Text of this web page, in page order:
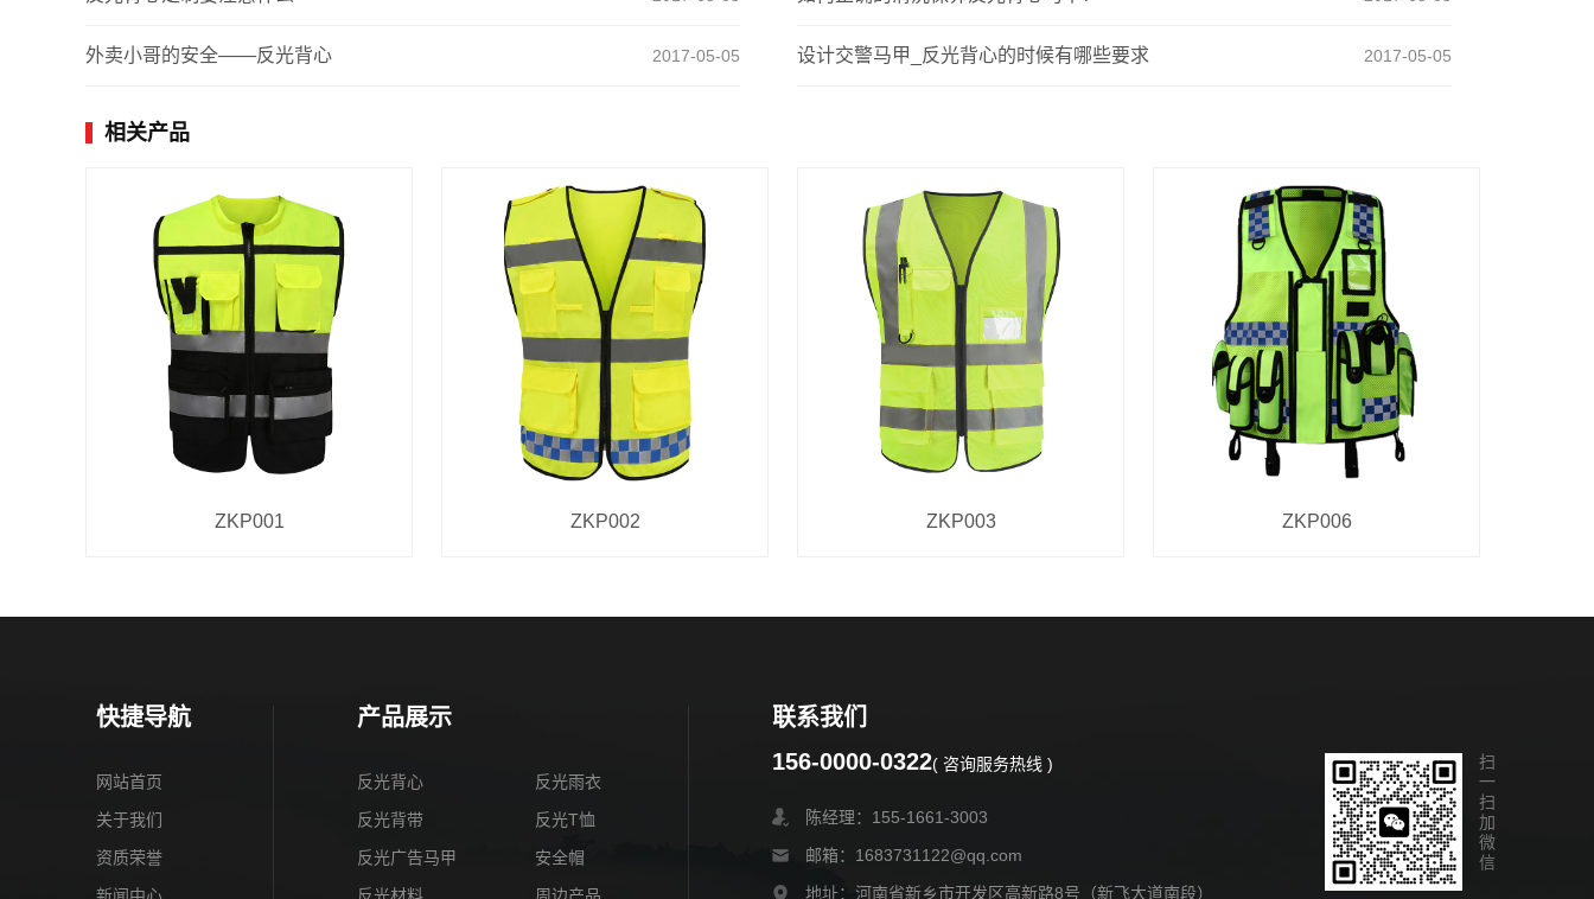
2017-05-05
外卖小哥的安全——反光背心 2017-05-05
设计交警马甲_反光背心的时候有哪些要求
相关产品
ZKP001 ZKP002 ZKP003 ZKP006
快捷导航
网站首页
关于我们
资质荣誉
产品展示
反光背心
反光雨衣
反光背带
反光T恤
反光广告马甲
安全帽
联系我们
156-0000-0322( 咨询服务热线 )
陈经理：155-1661-3003
邮箱：1683731122@qq.com
地址：河南省新乡市开发区高新路8号（新飞大道南段）
扫一扫加微信